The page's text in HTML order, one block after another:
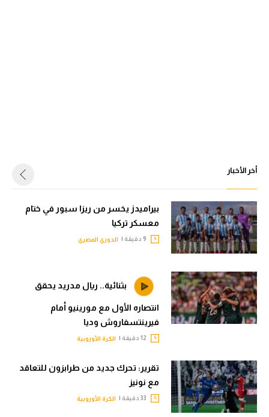
أخر الأخبار
بيراميدز يخسر من ريزا سبور في ختام
معسكر تركيا
الدوري المصري
بثنائية.. ريال مدريد يحقق
انتصاره الأول مع مورينيو أمام
فيرينتسفاروش وديا
الكرة الأوروبية
تقرير: تحرك جديد من طرابزون للتعاقد
مع نونيز
الكرة الأوروبية